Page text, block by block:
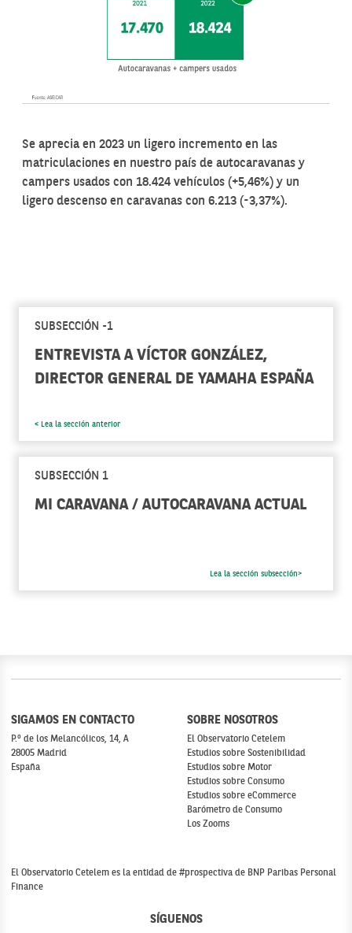
Se aprecia en 2023 un ligero incremento en las
matriculaciones en nuestro país de autocaravanas y
campers usados con 18.424 vehículos (+5,46%) y un
ligero descenso en caravanas con 6.213 (-3,37%).
SUBSECCIÓN -1
ENTREVISTA A VÍCTOR GONZÁLEZ,
DIRECTOR GENERAL DE YAMAHA ESPAÑA
< Lea la sección anterior
SUBSECCIÓN 1
MI CARAVANA / AUTOCARAVANA ACTUAL
Lea la sección subsección>
SIGAMOS EN CONTACTO
P.º de los Melancólicos, 14, A
28005 Madrid
España
SOBRE NOSOTROS
El Observatorio Cetelem
Estudios sobre Sostenibilidad
Estudios sobre Motor
Estudios sobre Consumo
Estudios sobre eCommerce
Barómetro de Consumo
Los Zooms
SÍGUENOS
El Observatorio Cetelem es la entidad de #prospectiva de BNP Paribas Personal
Finance